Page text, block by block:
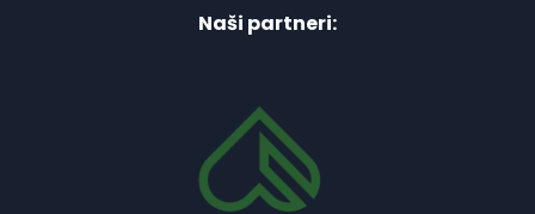
Naši partneri: